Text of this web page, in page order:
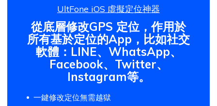
UltFone iOS 虛擬定位神器
從底層修改GPS 定位，作用於
所有基於定位的App，比如社交
軟體：LINE、WhatsApp、
Facebook、Twitter、
Instagram等。
一鍵修改定位無需越獄